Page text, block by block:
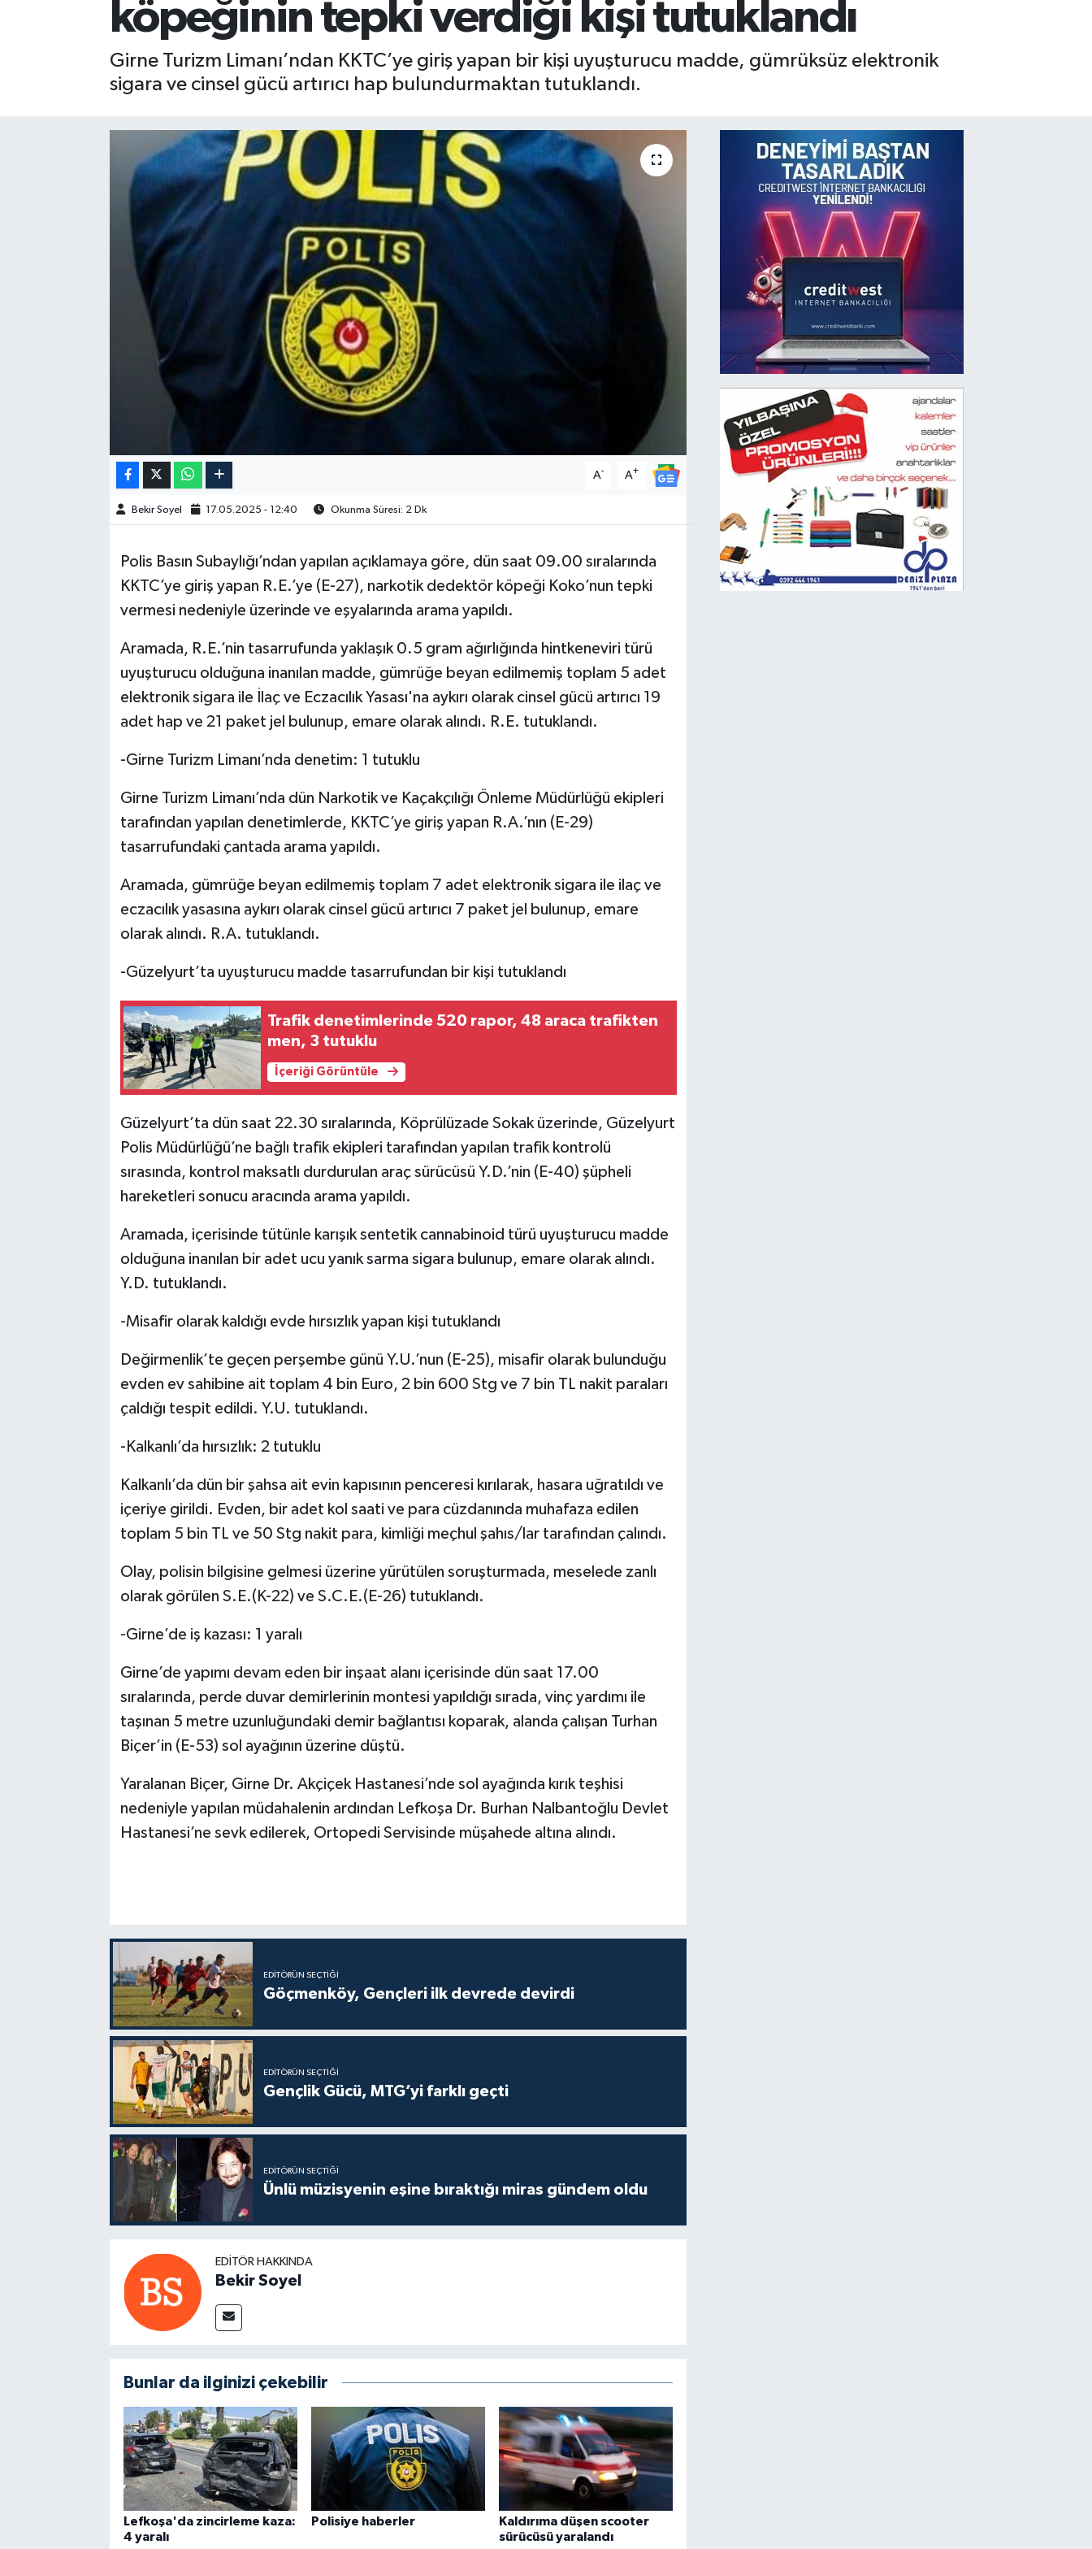
köpeğinin tepki verdiği kişi tutuklandı
Girne Turizm Limanı’ndan KKTC’ye giriş yapan bir kişi uyuşturucu madde, gümrüksüz elektronik
sigara ve cinsel gücü artırıcı hap bulundurmaktan tutuklandı.
A- A+
Bekir Soyel 17.05.2025 - 12:40 Okunma Süresi: 2 Dk
Polis Basın Subaylığı’ndan yapılan açıklamaya göre, dün saat 09.00 sıralarında
KKTC’ye giriş yapan R.E.’ye (E-27), narkotik dedektör köpeği Koko’nun tepki
vermesi nedeniyle üzerinde ve eşyalarında arama yapıldı.
Aramada, R.E.’nin tasarrufunda yaklaşık 0.5 gram ağırlığında hintkeneviri türü
uyuşturucu olduğuna inanılan madde, gümrüğe beyan edilmemiş toplam 5 adet
elektronik sigara ile İlaç ve Eczacılık Yasası'na aykırı olarak cinsel gücü artırıcı 19
adet hap ve 21 paket jel bulunup, emare olarak alındı. R.E. tutuklandı.
-Girne Turizm Limanı’nda denetim: 1 tutuklu
Girne Turizm Limanı’nda dün Narkotik ve Kaçakçılığı Önleme Müdürlüğü ekipleri
tarafından yapılan denetimlerde, KKTC’ye giriş yapan R.A.’nın (E-29)
tasarrufundaki çantada arama yapıldı.
Aramada, gümrüğe beyan edilmemiş toplam 7 adet elektronik sigara ile ilaç ve
eczacılık yasasına aykırı olarak cinsel gücü artırıcı 7 paket jel bulunup, emare
olarak alındı. R.A. tutuklandı.
-Güzelyurt’ta uyuşturucu madde tasarrufundan bir kişi tutuklandı
Trafik denetimlerinde 520 rapor, 48 araca trafikten
men, 3 tutuklu
İçeriği Görüntüle
Güzelyurt’ta dün saat 22.30 sıralarında, Köprülüzade Sokak üzerinde, Güzelyurt
Polis Müdürlüğü’ne bağlı trafik ekipleri tarafından yapılan trafik kontrolü
sırasında, kontrol maksatlı durdurulan araç sürücüsü Y.D.’nin (E-40) şüpheli
hareketleri sonucu aracında arama yapıldı.
Aramada, içerisinde tütünle karışık sentetik cannabinoid türü uyuşturucu madde
olduğuna inanılan bir adet ucu yanık sarma sigara bulunup, emare olarak alındı.
Y.D. tutuklandı.
-Misafir olarak kaldığı evde hırsızlık yapan kişi tutuklandı
Değirmenlik’te geçen perşembe günü Y.U.’nun (E-25), misafir olarak bulunduğu
evden ev sahibine ait toplam 4 bin Euro, 2 bin 600 Stg ve 7 bin TL nakit paraları
çaldığı tespit edildi. Y.U. tutuklandı.
-Kalkanlı’da hırsızlık: 2 tutuklu
Kalkanlı’da dün bir şahsa ait evin kapısının penceresi kırılarak, hasara uğratıldı ve
içeriye girildi. Evden, bir adet kol saati ve para cüzdanında muhafaza edilen
toplam 5 bin TL ve 50 Stg nakit para, kimliği meçhul şahıs/lar tarafından çalındı.
Olay, polisin bilgisine gelmesi üzerine yürütülen soruşturmada, meselede zanlı
olarak görülen S.E.(K-22) ve S.C.E.(E-26) tutuklandı.
-Girne’de iş kazası: 1 yaralı
Girne’de yapımı devam eden bir inşaat alanı içerisinde dün saat 17.00
sıralarında, perde duvar demirlerinin montesi yapıldığı sırada, vinç yardımı ile
taşınan 5 metre uzunluğundaki demir bağlantısı koparak, alanda çalışan Turhan
Biçer’in (E-53) sol ayağının üzerine düştü.
Yaralanan Biçer, Girne Dr. Akçiçek Hastanesi’nde sol ayağında kırık teşhisi
nedeniyle yapılan müdahalenin ardından Lefkoşa Dr. Burhan Nalbantoğlu Devlet
Hastanesi’ne sevk edilerek, Ortopedi Servisinde müşahede altına alındı.
EDITÖRÜN SEÇTIĞI
Göçmenköy, Gençleri ilk devrede devirdi
EDITÖRÜN SEÇTIĞI
Gençlik Gücü, MTG’yi farklı geçti
EDITÖRÜN SEÇTIĞI
Ünlü müzisyenin eşine bıraktığı miras gündem oldu
EDITÖR HAKKINDA
Bekir Soyel
Bunlar da ilginizi çekebilir
Lefkoşa'da zincirleme kaza:
4 yaralı
Polisiye haberler
Kaldırıma düşen scooter
sürücüsü yaralandı